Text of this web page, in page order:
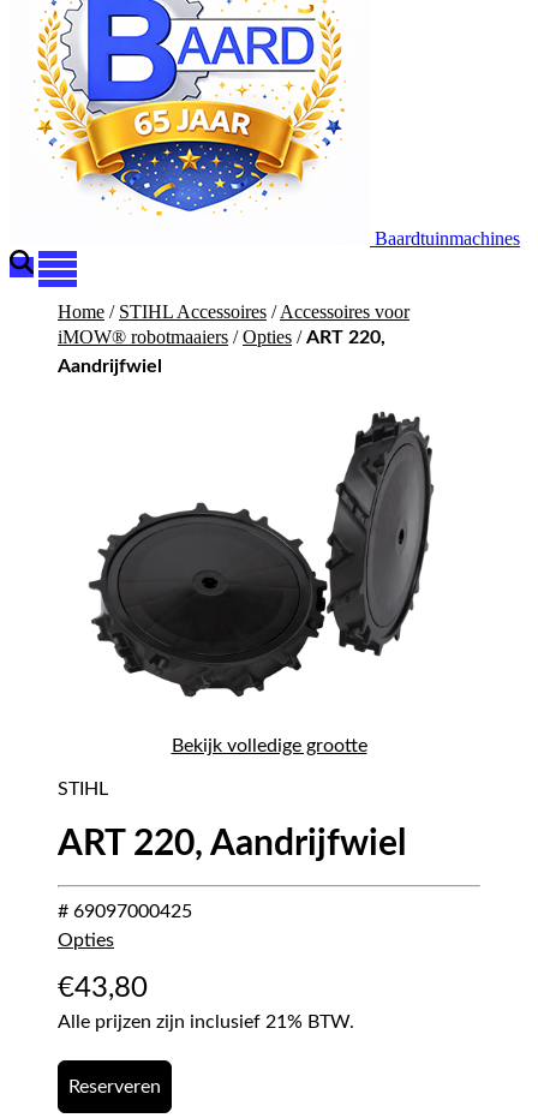
Baardtuinmachines
Home / STIHL Accessoires /Accessoires voor
iMOW® robotmaaiers /Opties /ART 220,
Aandrijfwiel
Bekijk volledige grootte
STIHL
ART 220, Aandrijfwiel
# 69097000425
Opties
€43,80
Alle prijzen zijn inclusief 21% BTW.
Reserveren